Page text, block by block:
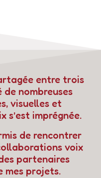
entre trois
de nombreuses
visuelles et
s’est imprégnée.
de rencontrer
voix
partenaires
mes projets.